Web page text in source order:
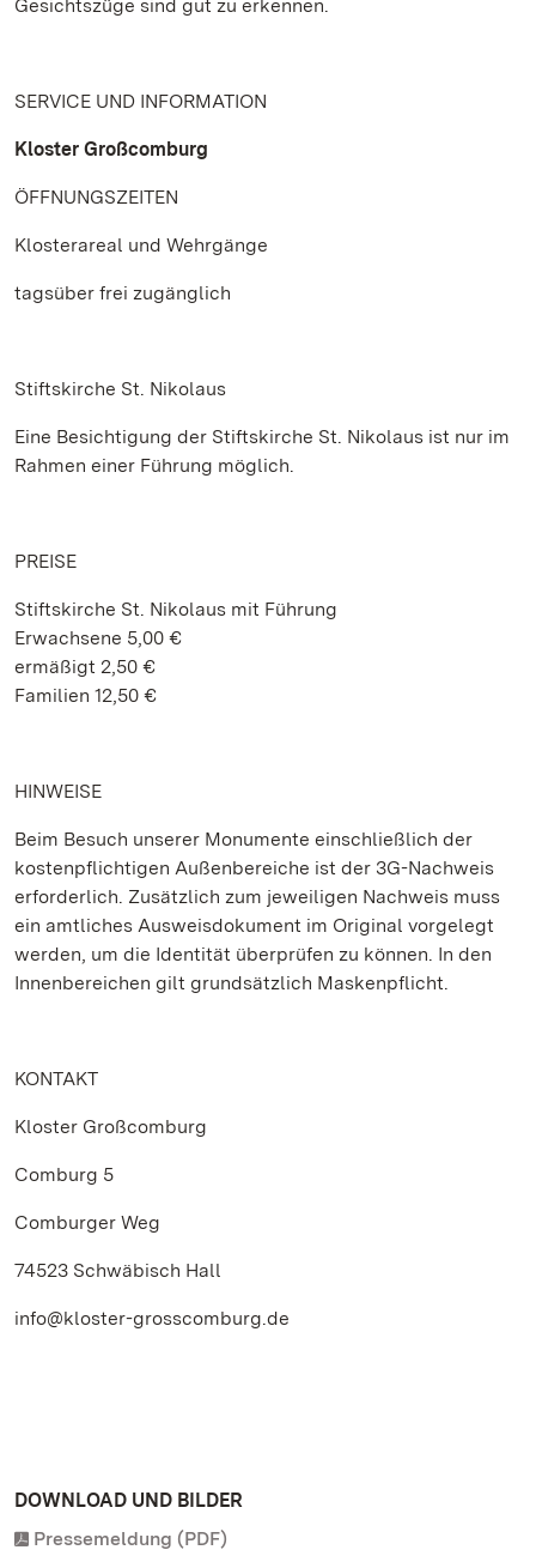
Gesichtszüge sind gut zu erkennen.
SERVICE UND INFORMATION
Kloster Großcomburg
ÖFFNUNGSZEITEN
Klosterareal und Wehrgänge
tagsüber frei zugänglich
Stiftskirche St. Nikolaus
Eine Besichtigung der Stiftskirche St. Nikolaus ist nur im
Rahmen einer Führung möglich.
PREISE
Stiftskirche St. Nikolaus mit Führung
Erwachsene 5,00 €
ermäßigt 2,50 €
Familien 12,50 €
HINWEISE
Beim Besuch unserer Monumente einschließlich der
kostenpflichtigen Außenbereiche ist der 3G-Nachweis
erforderlich. Zusätzlich zum jeweiligen Nachweis muss
ein amtliches Ausweisdokument im Original vorgelegt
werden, um die Identität überprüfen zu können. In den
Innenbereichen gilt grundsätzlich Maskenpflicht.
KONTAKT
Kloster Großcomburg
Comburg 5
Comburger Weg
74523 Schwäbisch Hall
info@kloster-grosscomburg.de
DOWNLOAD UND BILDER
Pressemeldung (PDF)